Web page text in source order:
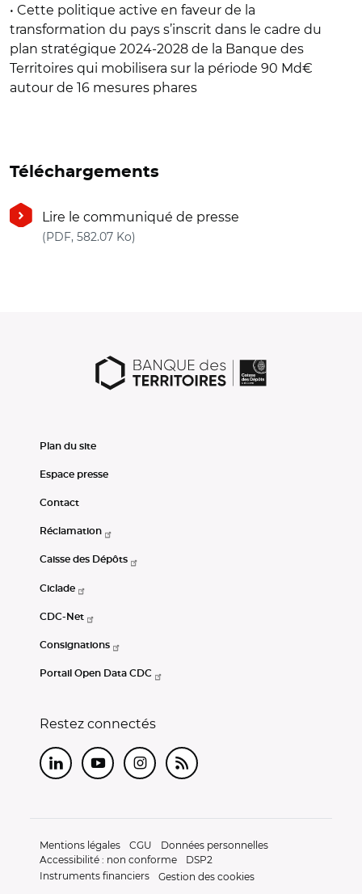
• Cette politique active en faveur de la
transformation du pays s’inscrit dans le cadre du
plan stratégique 2024-2028 de la Banque des
Territoires qui mobilisera sur la période 90 Md€
autour de 16 mesures phares
Téléchargements
Lire le communiqué de presse
(PDF, 582.07 Ko)
Plan du site
Espace presse
Contact
Réclamation
Caisse des Dépôts
Ciclade
CDC-Net
Consignations
Portail Open Data CDC
Restez connectés
LinkedInYoutubeInstagram
RSS
Mentions légales CGU
Données personnelles
Accessibilité : non conforme
DSP2
Instruments financiers
Gestion des cookies